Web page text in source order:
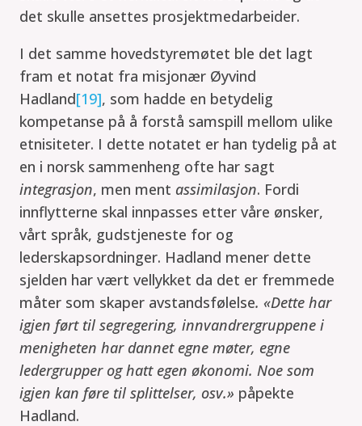
det skulle ansettes prosjektmedarbeider.
I det samme hovedstyremøtet ble det lagt
fram et notat fra misjonær Øyvind
Hadland[19], som hadde en betydelig
kompetanse på å forstå samspill mellom ulike
etnisiteter. I dette notatet er han tydelig på at
en i norsk sammenheng ofte har sagt
integrasjon, men ment assimilasjon. Fordi
innflytterne skal innpasses etter våre ønsker,
vårt språk, gudstjeneste for og
lederskapsordninger. Hadland mener dette
sjelden har vært vellykket da det er fremmede
måter som skaper avstandsfølelse. «Dette har
igjen ført til segregering, innvandrergruppene i
menigheten har dannet egne møter, egne
ledergrupper og hatt egen økonomi. Noe som
igjen kan føre til splittelser, osv.» påpekte
Hadland.